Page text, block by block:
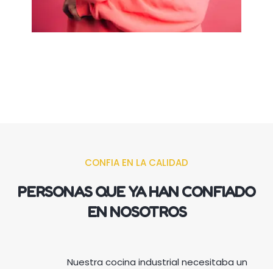
CONFIA EN LA CALIDAD
PERSONAS QUE YA HAN CONFIADO
EN NOSOTROS
Nuestra cocina industrial necesitaba un